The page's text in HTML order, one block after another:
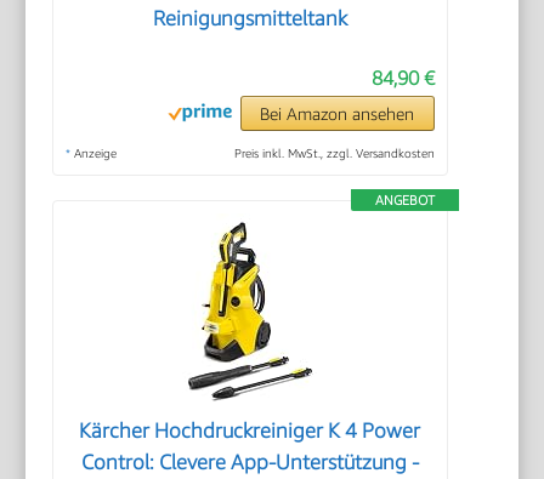
Reinigungsmitteltank
84,90 €
Bei Amazon ansehen
* Anzeige Preis inkl. MwSt., zzgl. Versandkosten
ANGEBOT
Kärcher Hochdruckreiniger K 4 Power
Control: Clevere App-Unterstützung -